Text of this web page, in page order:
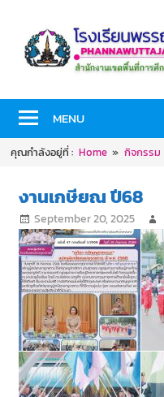
content
SCHOOL
MENU
คุณกำลังอยู่ที่ : Home กิจกรรม
งานเกษียณ ปี68
September 20, 2025